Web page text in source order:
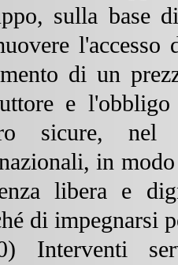
sulla base
di un
e
sicure, nel
in
libera e
di impegnarsi
Interventi